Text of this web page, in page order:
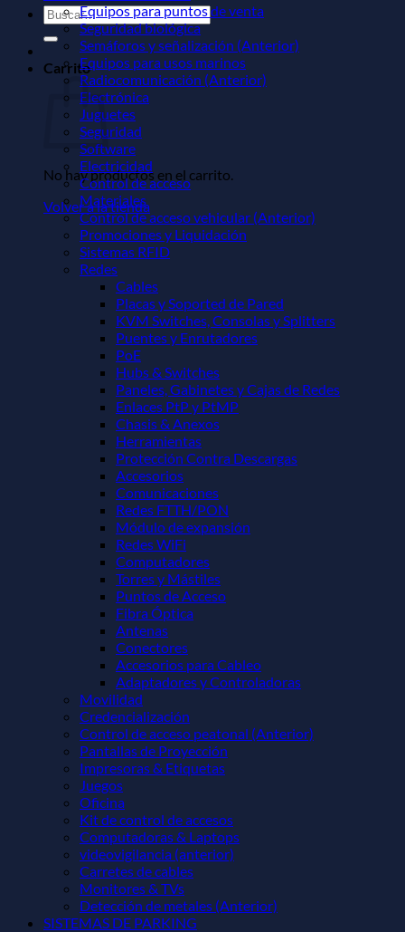
Buscar
por:
Carrito
No hay productos en el carrito.
Volver a la tienda
Equipos para puntos de venta
Seguridad biológica
Semáforos y señalización (Anterior)
Equipos para usos marinos
Radiocomunicación (Anterior)
Electrónica
Juguetes
Seguridad
Software
Electricidad
Control de acceso
Materiales
Control de acceso vehicular (Anterior)
Promociones y Liquidación
Sistemas RFID
Redes
Cables
Placas y Soported de Pared
KVM Switches, Consolas y Splitters
Puentes y Enrutadores
PoE
Hubs & Switches
Paneles, Gabinetes y Cajas de Redes
Enlaces PtP y PtMP
Chasis & Anexos
Herramientas
Protección Contra Descargas
Accesorios
Comunicaciones
Redes FTTH/PON
Módulo de expansión
Redes WiFi
Computadores
Torres y Mástiles
Puntos de Acceso
Fibra Óptica
Antenas
Conectores
Accesorios para Cableo
Adaptadores y Controladoras
Movilidad
Credencialización
Control de acceso peatonal (Anterior)
Pantallas de Proyección
Impresoras & Etiquetas
Juegos
Oficina
Kit de control de accesos
Computadoras & Laptops
videovigilancia (anterior)
Carretes de cables
Monitores & TVs
Detección de metales (Anterior)
SISTEMAS DE PARKING